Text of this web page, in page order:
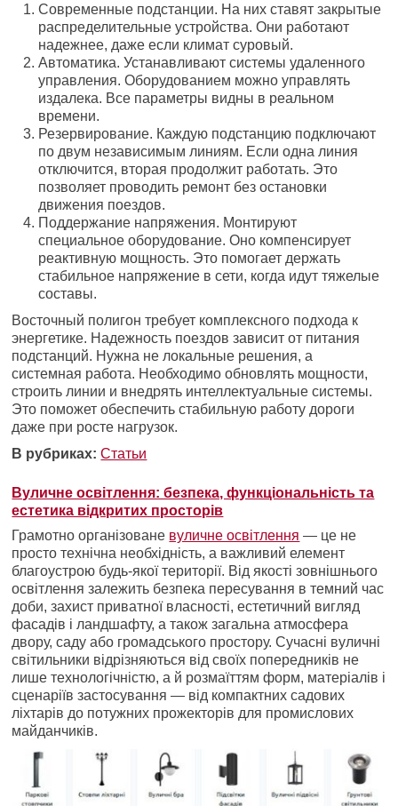
Современные подстанции. На них ставят закрытые
распределительные устройства. Они работают
надежнее, даже если климат суровый.
Автоматика. Устанавливают системы удаленного
управления. Оборудованием можно управлять
издалека. Все параметры видны в реальном
времени.
Резервирование. Каждую подстанцию подключают
по двум независимым линиям. Если одна линия
отключится, вторая продолжит работать. Это
позволяет проводить ремонт без остановки
движения поездов.
Поддержание напряжения. Монтируют
специальное оборудование. Оно компенсирует
реактивную мощность. Это помогает держать
стабильное напряжение в сети, когда идут тяжелые
составы.
Восточный полигон требует комплексного подхода к
энергетике. Надежность поездов зависит от питания
подстанций. Нужна не локальные решения, а
системная работа. Необходимо обновлять мощности,
строить линии и внедрять интеллектуальные системы.
Это поможет обеспечить стабильную работу дороги
даже при росте нагрузок.
В рубриках: Статьи
Вуличне освітлення: безпека, функціональність та
естетика відкритих просторів
Грамотно організоване вуличне освітлення — це не
просто технічна необхідність, а важливий елемент
благоустрою будь-якої території. Від якості зовнішнього
освітлення залежить безпека пересування в темний час
доби, захист приватної власності, естетичний вигляд
фасадів і ландшафту, а також загальна атмосфера
двору, саду або громадського простору. Сучасні вуличні
світильники відрізняються від своїх попередників не
лише технологічністю, а й розмаїттям форм, матеріалів і
сценаріїв застосування — від компактних садових
ліхтарів до потужних прожекторів для промислових
майданчиків.